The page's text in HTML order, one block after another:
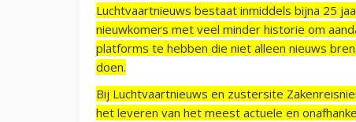
Luchtvaartnieuws bestaat inmiddels bijna 25
nieuwkomers met veel minder historie om
platforms te hebben die niet alleen nieuws
doen.
Bij Luchtvaartnieuws en zustersite
het leveren van het meest actuele en